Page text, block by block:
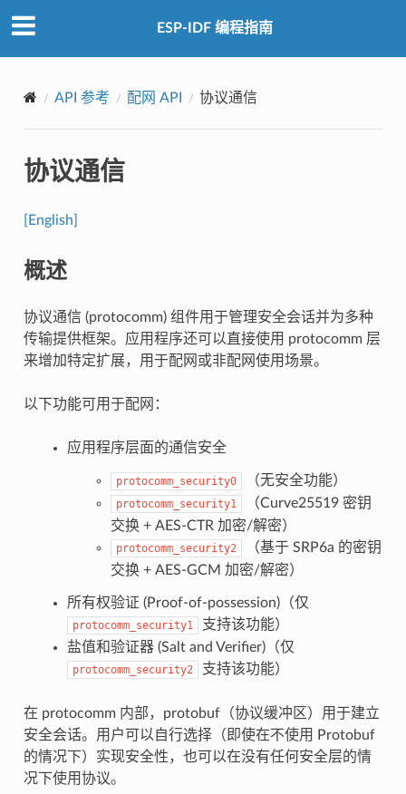
ESP-IDF 编程指南
API 参考 配网 API 协议通信
协议通信
[English]
概述
协议通信 (protocomm) 组件用于管理安全会话并为多种
传输提供框架。应用程序还可以直接使用 protocomm 层
来增加特定扩展，用于配网或非配网使用场景。
以下功能可用于配网：
应用程序层面的通信安全
protocomm_security0 （无安全功能）
protocomm_security1
（Curve25519 密钥
交换 + AES-CTR 加密/解密）
protocomm_security2
（基于 SRP6a 的密钥
交换 + AES-GCM 加密/解密）
所有权验证 (Proof-of-possession)（仅
protocomm_security1
支持该功能）
盐值和验证器 (Salt and Verifier)（仅
protocomm_security2 支持该功能）
在 protocomm 内部，protobuf（协议缓冲区）用于建立
安全会话。用户可以自行选择（即使在不使用 Protobuf
的情况下）实现安全性，也可以在没有任何安全层的情
况下使用协议。